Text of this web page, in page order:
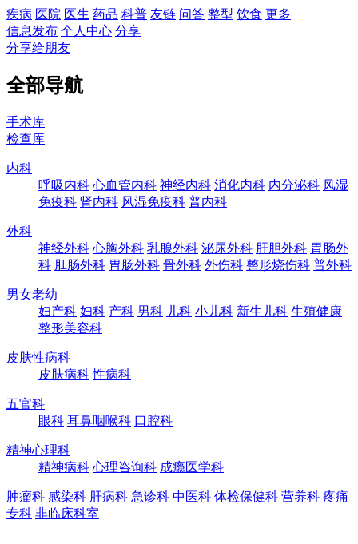
疾病 医院 医生 药品 科普 友链 问答 整型 饮食 更多
信息发布 个人中心 分享
分享给朋友
全部导航
手术库
检查库
内科
呼吸内科 心血管内科 神经内科 消化内科 内分泌科 风湿
免疫科 肾内科 风湿免疫科 普内科
外科
神经外科 心胸外科 乳腺外科 泌尿外科 肝胆外科 胃肠外
科 肛肠外科 胃肠外科 骨外科 外伤科 整形烧伤科 普外科
男女老幼
妇产科 妇科 产科 男科 儿科 小儿科 新生儿科 生殖健康
整形美容科
皮肤性病科
皮肤病科 性病科
五官科
眼科 耳鼻咽喉科 口腔科
精神心理科
精神病科 心理咨询科 成瘾医学科
肿瘤科 感染科 肝病科 急诊科 中医科 体检保健科 营养科 疼痛
专科 非临床科室